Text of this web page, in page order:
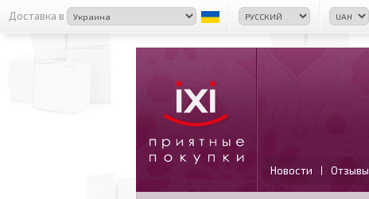
Доставка в
Новости | Отзывы